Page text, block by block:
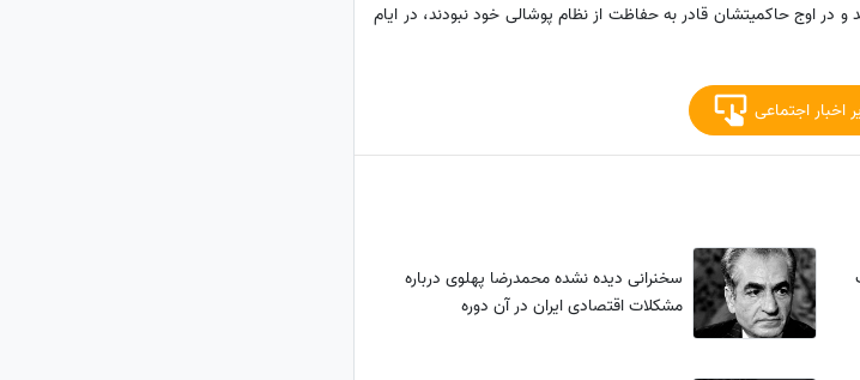
و در اوج حاکمیتشان قادر به حفاظت از نظام پوشالی خود نبودند، در ایام
اخبار اجتماعی
سخنرانی دیده نشده محمدرضا پهلوی درباره
مشکلات اقتصادی ایران در آن دوره